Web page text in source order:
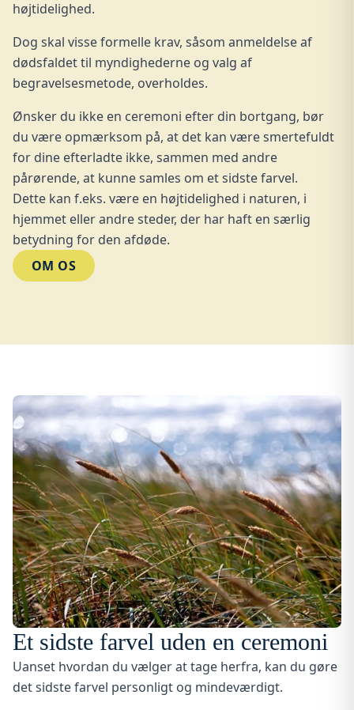
højtidelighed.
Dog skal visse formelle krav, såsom anmeldelse af
dødsfaldet til myndighederne og valg af
begravelsesmetode, overholdes.
Ønsker du ikke en ceremoni efter din bortgang, bør
du være opmærksom på, at det kan være smertefuldt
for dine efterladte ikke, sammen med andre
pårørende, at kunne samles om et sidste farvel.
Dette kan f.eks. være en højtidelighed i naturen, i
hjemmet eller andre steder, der har haft en særlig
betydning for den afdøde.
OM OS
Et sidste farvel uden en ceremoni
Uanset hvordan du vælger at tage herfra, kan du gøre
det sidste farvel personligt og mindeværdigt.